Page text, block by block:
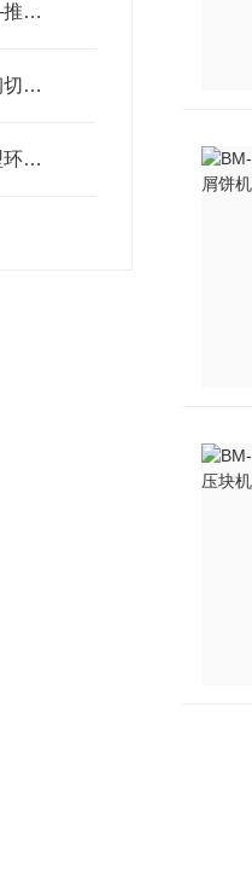
恩派特铜屑脱油压块机——推动铜屑回收利用产业升级的技术利器
不锈钢屑压饼机，让不锈钢切削处理更轻松
昂鲨椰糠压块机，成就新型环保无污染